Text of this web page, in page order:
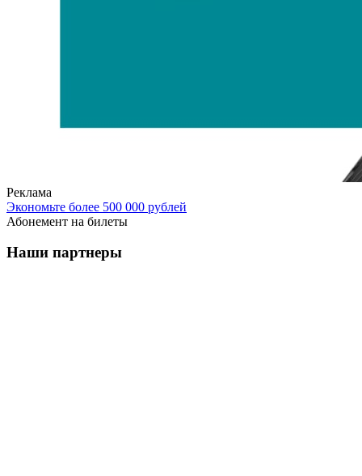
Реклама
Экономьте более 500 000 рублей
Абонемент на билеты
Наши партнеры